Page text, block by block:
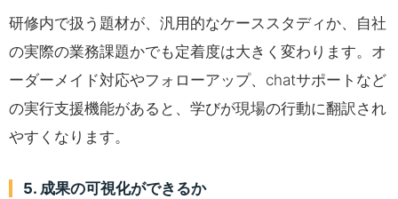
研修内で扱う題材が、汎用的なケーススタディか、自社
の実際の業務課題かでも定着度は大きく変わります。オ
ーダーメイド対応やフォローアップ、chatサポートなど
の実行支援機能があると、学びが現場の行動に翻訳され
やすくなります。
5. 成果の可視化ができるか